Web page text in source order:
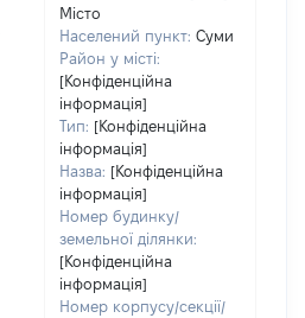
Місто
Населений пункт: Суми
Район у місті:
[Конфіденційна
інформація]
Тип: [Конфіденційна
інформація]
Назва: [Конфіденційна
інформація]
Номер будинку/
земельної ділянки:
[Конфіденційна
інформація]
Номер корпусу/секції/